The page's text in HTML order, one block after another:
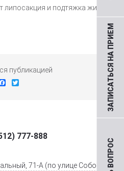
ЗАПИСАТЬСЯ НА ПРИЕМ
липосакция и подтяжка живота?
публикацией
Facebook
777-888
71-А (по улице Соборной)